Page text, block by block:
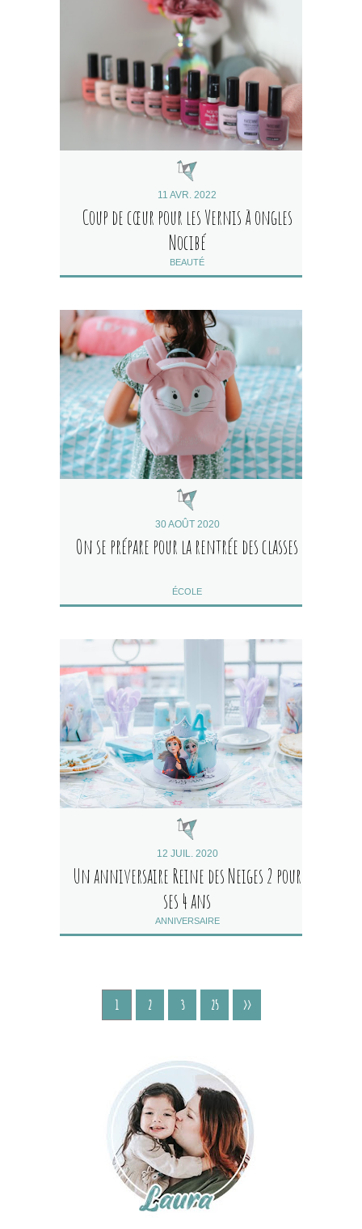
11 AVR. 2022
Coup de cœur pour les Vernis à ongles
Nocibé
BEAUTÉ
30 AOÛT 2020
On se prépare pour la rentrée des classes
ÉCOLE
12 JUIL. 2020
Un anniversaire Reine des Neiges 2 pour
ses 4 ans
ANNIVERSAIRE
1 2 3 25 >>